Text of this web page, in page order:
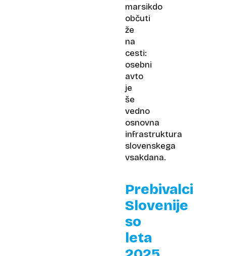
marsikdo
občuti
že
na
cesti:
osebni
avto
je
še
vedno
osnovna
infrastruktura
slovenskega
vsakdana.
Prebivalci
Slovenije
so
leta